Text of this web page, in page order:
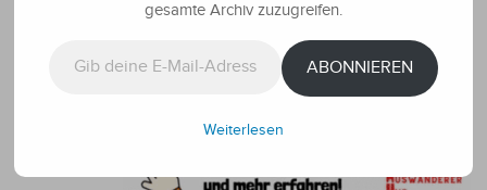
gesamte Archiv zuzugreifen.
ABONNIEREN
Weiterlesen